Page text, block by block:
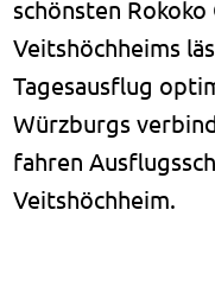
schönsten Rokoko
Veitshöchheims
Tagesausflug
Würzburgs
fahren
Veitshöchheim.